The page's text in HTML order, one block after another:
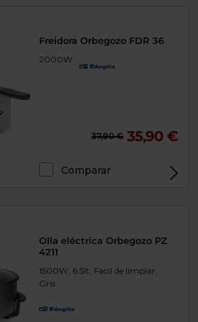
Freidora Orbegozo FDR 36
2000W
37,90 € 35,90 €
Comparar
Olla eléctrica Orbegozo PZ
4211
1500W, 6.5lt, Fácil de limpiar,
Gris